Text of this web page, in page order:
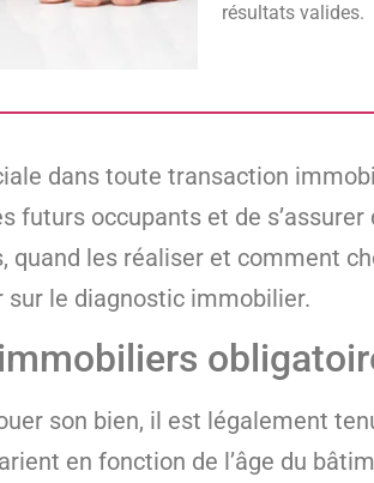
résultats valides.
dans toute transaction
occupants et de
les réaliser et comment
sur le diagnostic immobilier.
son bien, il est légalement
en fonction de l’âge du